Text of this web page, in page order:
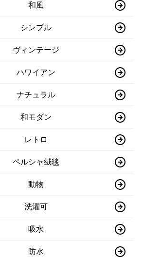
和風
シンプル
ヴィンテージ
ハワイアン
ナチュラル
和モダン
レトロ
ペルシャ絨毯
動物
洗濯可
吸水
防水